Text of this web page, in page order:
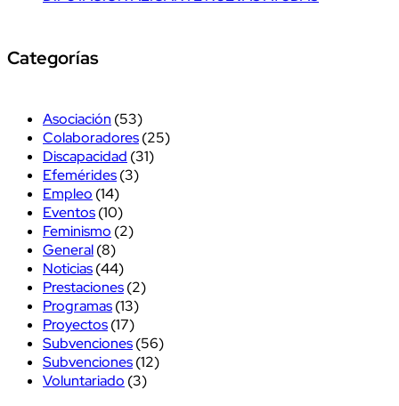
Categorías
Asociación (53)
Colaboradores(25)
Discapacidad (31)
Efemérides(3)
Empleo (14)
Eventos(10)
Feminismo (2)
General(8)
Noticias(44)
Prestaciones(2)
Programas(13)
Proyectos(17)
Subvenciones(56)
Subvenciones(12)
Voluntariado (3)